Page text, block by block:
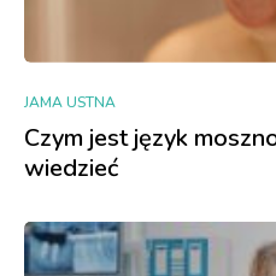
JAMA USTNA
Czym jest język
wiedzieć